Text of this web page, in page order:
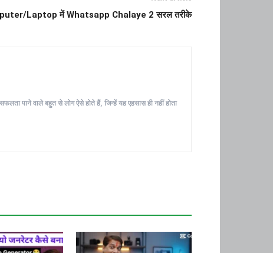
Laptop में Whatsapp Chalaye 2 सरल तरीके
पाने वाले बहुत से लोग ऐसे होते हैं, जिन्हें यह एहसास ही नहीं होता